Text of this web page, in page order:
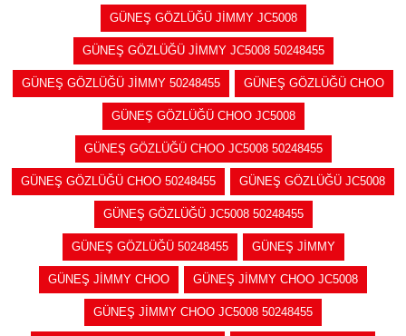
GÜNEŞ GÖZLÜĞÜ JİMMY JC5008
GÜNEŞ GÖZLÜĞÜ JİMMY JC5008 50248455
GÜNEŞ GÖZLÜĞÜ JİMMY 50248455 GÜNEŞ GÖZLÜĞÜ CHOO
GÜNEŞ GÖZLÜĞÜ CHOO JC5008
GÜNEŞ GÖZLÜĞÜ CHOO JC5008 50248455
GÜNEŞ GÖZLÜĞÜ CHOO 50248455 GÜNEŞ GÖZLÜĞÜ JC5008
GÜNEŞ GÖZLÜĞÜ JC5008 50248455
GÜNEŞ GÖZLÜĞÜ 50248455 GÜNEŞ JİMMY
GÜNEŞ JİMMY CHOO GÜNEŞ JİMMY CHOO JC5008
GÜNEŞ JİMMY CHOO JC5008 50248455